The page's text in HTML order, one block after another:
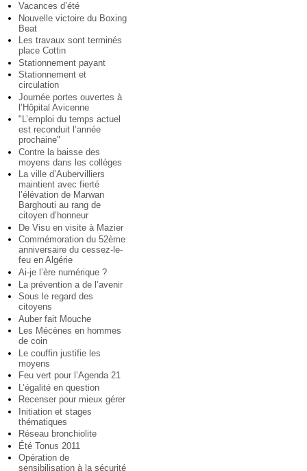
Vacances d’été
Nouvelle victoire du Boxing
Beat
Les travaux sont terminés
place Cottin
Stationnement payant
Stationnement et
circulation
Journée portes ouvertes à
l’Hôpital Avicenne
"L’emploi du temps actuel
est reconduit l’année
prochaine"
Contre la baisse des
moyens dans les collèges
La ville d’Aubervilliers
maintient avec fierté
l’élévation de Marwan
Barghouti au rang de
citoyen d’honneur
De Visu en visite à Mazier
Commémoration du 52ème
anniversaire du cessez-le-
feu en Algérie
Ai-je l’ère numérique ?
La prévention a de l’avenir
Sous le regard des
citoyens
Auber fait Mouche
Les Mécènes en hommes
de coin
Le couffin justifie les
moyens
Feu vert pour l’Agenda 21
L’égalité en question
Recenser pour mieux gérer
Initiation et stages
thématiques
Réseau bronchiolite
Été Tonus 2011
Opération de
sensibilisation à la sécurité